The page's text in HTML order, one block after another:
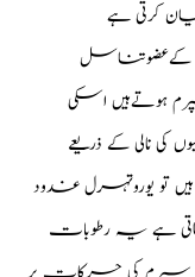
کرتی ہے
کےعضوتناسل
اسکی
نالی کے ذریعے
تو یوروتہرل غدود
ہے یہ رطوبات